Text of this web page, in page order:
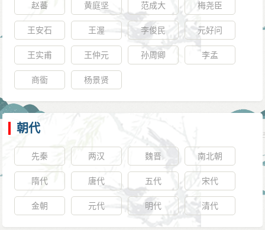
赵蕃 黄庭坚 范成大 梅尧臣
王安石 王渥 李俊民 元好问
王实甫 王仲元 孙周卿 李孟
商衟 杨景贤
朝代
先秦 两汉 魏晋 南北朝
隋代 唐代 五代 宋代
金朝 元代 明代 清代